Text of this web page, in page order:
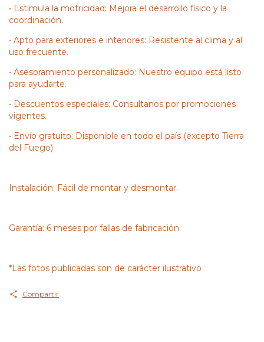
• Estimula la motricidad: Mejora el desarrollo físico y la
coordinación.
• Apto para exteriores e interiores: Resistente al clima y al
uso frecuente.
• Asesoramiento personalizado: Nuestro equipo está listo
para ayudarte.
• Descuentos especiales: Consultanos por promociones
vigentes.
• Envío gratuito: Disponible en todo el país (excepto Tierra
del Fuego)
Instalación: Fácil de montar y desmontar.
Garantía: 6 meses por fallas de fabricación.
*Las fotos publicadas son de carácter ilustrativo
Compartir